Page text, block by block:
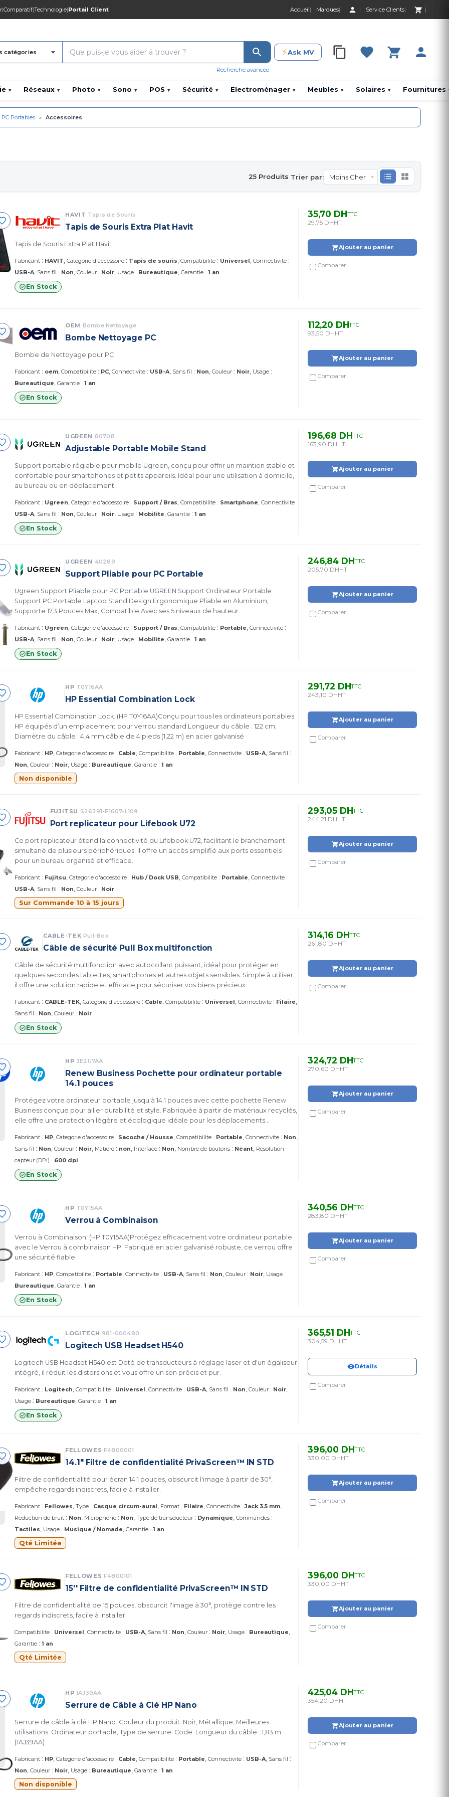
|Comparatif|Technologie|Portail Client Accueil Marques Service Clients
0 Produit 0,00
catégories
Recherche avancée
⚡Ask MV 0 Produit 0,00 DH
▾ Réseaux ▾ Photo ▾ Sono ▾ POS ▾ Sécurité ▾ Electroménager ▾ Meubles ▾ Solaires ▾ Fournitures
PC Portables » Accessoires
Trier par:
25 Produits
HAVIT Tapis de Souris
Tapis de Souris Extra Plat Havit
Tapis de Souris Extra Plat Havit
Fabricant : HAVIT Categorie d'accessoire : Tapis de souris Compatibilite : Universel Connectivite :
USB-A Sans fil : Non Couleur : Noir Usage : Bureautique Garantie : 1 an
En Stock
35,70 DHTTC
29,75 DHHT
Ajouter au panier
Comparer
OEM Bombe Nettoyage
Bombe Nettoyage PC
Bombe de Nettoyage pour PC
Fabricant : oem Compatibilite : PC Connectivite : USB-A Sans fil : Non Couleur : Noir Usage :
Bureautique Garantie : 1 an
En Stock
112,20 DHTTC
93,50 DHHT
Ajouter au panier
Comparer
UGREEN 80708
Adjustable Portable Mobile Stand
Support portable réglable pour mobile Ugreen, conçu pour offrir un maintien stable et
confortable pour smartphones et petits appareils. Idéal pour une utilisation à domicile,
au bureau ou en déplacement.
Fabricant : Ugreen Categorie d'accessoire : Support / Bras Compatibilite : Smartphone Connectivite :
USB-A Sans fil : Non Couleur : Noir Usage : Mobilite Garantie : 1 an
En Stock
196,68 DHTTC
163,90 DHHT
Ajouter au panier
Comparer
UGREEN 40289
Support Pliable pour PC Portable
Ugreen Support Pliable pour PC Portable.UGREEN Support Ordinateur Portable
Support PC Portable Laptop Stand Design Ergonomique Pliable en Aluminium,
Supporte 17,3 Pouces Max, Compatible.Avec ses 5 niveaux de hauteur
mobilité sans compromis (40289)
Fabricant : Ugreen Categorie d'accessoire : Support / Bras Compatibilite : Portable Connectivite :
USB-A Sans fil : Non Couleur : Noir Usage : Mobilite Garantie : 1 an
En Stock
246,84 DHTTC
205,70 DHHT
Ajouter au panier
Comparer
HP T0Y16AA
HP Essential Combination Lock
HP Essential Combination Lock. (HP T0Y16AA)Conçu pour tous les ordinateurs portables
HP équipés d’un emplacement pour verrou standard.Longueur du câble : 122 cm;
Diamètre du câble : 4,4 mm.câble de 4 pieds (1,22 m) en acier galvanisé
Fabricant : HP Categorie d'accessoire : Cable Compatibilite : Portable Connectivite : USB-A Sans fil :
Non Couleur : Noir Usage : Bureautique Garantie : 1 an
Non disponible
291,72 DHTTC
243,10 DHHT
Ajouter au panier
Comparer
FUJITSU S26391-F1607-L109
Port replicateur pour Lifebook U72
Ce port replicateur étend la connectivité du Lifebook U72, facilitant le branchement
simultané de plusieurs périphériques. Il offre un accès simplifié aux ports essentiels
pour un bureau organisé et efficace.
Fabricant : Fujitsu Categorie d'accessoire : Hub / Dock USB Compatibilite : Portable Connectivite :
USB-A Sans fil : Non Couleur : Noir
Sur Commande 10 à 15 jours
293,05 DHTTC
244,21 DHHT
Ajouter au panier
Comparer
CABLE-TEK Pull-Box
Câble de sécurité Pull Box multifonction
Câble de sécurité multifonction avec autocollant puissant, idéal pour protéger en
quelques secondes tablettes, smartphones et autres objets sensibles. Simple à utiliser,
il offre une solution rapide et efficace pour sécuriser vos biens précieux.
Fabricant : CABLE-TEK Categorie d'accessoire : Cable Compatibilite : Universel Connectivite : Filaire
Sans fil : Non Couleur : Noir
En Stock
314,16 DHTTC
261,80 DHHT
Ajouter au panier
Comparer
HP 3E2U7AA
Renew Business Pochette pour ordinateur portable
14.1 pouces
Protégez votre ordinateur portable jusqu'à 14.1 pouces avec cette pochette Renew
Business conçue pour allier durabilité et style. Fabriquée à partir de matériaux recyclés,
elle offre une protection légère et écologique idéale pour les déplacements
Fabricant : HP Categorie d'accessoire : Sacoche / Housse Compatibilite : Portable Connectivite : Non
Sans fil : Non Couleur : Noir Matiere : non Interface : Non Nombre de boutons : Néant Resolution
capteur (DPI) : 600 dpi
En Stock
324,72 DHTTC
270,60 DHHT
Ajouter au panier
Comparer
HP T0Y15AA
Verrou à Combinaison
Verrou à Combinaison. (HP T0Y15AA)Protégez efficacement votre ordinateur portable
avec le Verrou à combinaison HP. Fabriqué en acier galvanisé robuste, ce verrou offre
une sécurité fiable.
Fabricant : HP Compatibilite : Portable Connectivite : USB-A Sans fil : Non Couleur : Noir Usage :
Bureautique Garantie : 1 an
En Stock
340,56 DHTTC
283,80 DHHT
Ajouter au panier
Comparer
LOGITECH 981-000480
Logitech USB Headset H540
Logitech USB Headset H540 est Doté de transducteurs à réglage laser et d'un égaliseur
intégré, il réduit les distorsions et vous offre un son précis et pur.
Fabricant : Logitech Compatibilite : Universel Connectivite : USB-A Sans fil : Non Couleur : Noir
Usage : Bureautique Garantie : 1 an
En Stock
365,51 DHTTC
304,59 DHHT
Détails
Comparer
FELLOWES F4800001
14.1" Filtre de confidentialité PrivaScreen™ IN STD
Filtre de confidentialité pour écran 14.1 pouces, obscurcit l'image à partir de 30°,
empêche regards indiscrets, facile à installer.
Fabricant : Fellowes Type : Casque circum-aural Format : Filaire Connectivite :Jack 3.5 mm
Reduction de bruit : Non Microphone : Non Type de transducteur : Dynamique Commandes :
Tactiles Usage : Musique / Nomade Garantie : 1 an
Qté Limitée
396,00 DHTTC
330,00 DHHT
Ajouter au panier
Comparer
FELLOWES F4800101
15'' Filtre de confidentialité PrivaScreen™ IN STD
Filtre de confidentialité de 15 pouces, obscurcit l'image à 30°, protège contre les
regards indiscrets, facile à installer.
Compatibilite : Universel Connectivite : USB-A Sans fil : Non Couleur : Noir Usage : Bureautique
Garantie : 1 an
Qté Limitée
396,00 DHTTC
330,00 DHHT
Ajouter au panier
Comparer
HP 1AJ39AA
Serrure de Câble à Clé HP Nano
Serrure de câble à clé HP Nano. Couleur du produit: Noir, Métallique, Meilleures
utilisations: Ordinateur portable, Type de serrure: Code. Longueur du câble : 1,83 m.
(1AJ39AA)
Fabricant : HP Categorie d'accessoire : Cable Compatibilite : Portable Connectivite : USB-A Sans fil :
Non Couleur : Noir Usage : Bureautique Garantie : 1 an
Non disponible
425,04 DHTTC
354,20 DHHT
Ajouter au panier
Comparer